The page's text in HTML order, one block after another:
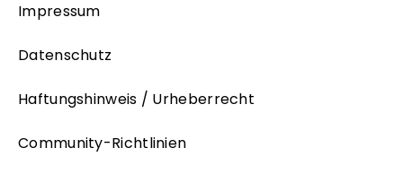
Impressum
Datenschutz
Haftungshinweis / Urheberrecht
Community-Richtlinien